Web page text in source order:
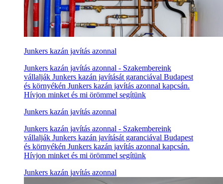
Junkers kazán javítás azonnal
Junkers kazán javítás azonnal - Szakembereink
vállalják Junkers kazán javítását garanciával Budapest
és környékén Junkers kazán javítás azonnal kapcsán.
Hívjon minket és mi örömmel segítünk
Junkers kazán javítás azonnal
Junkers kazán javítás azonnal - Szakembereink
vállalják Junkers kazán javítását garanciával Budapest
és környékén Junkers kazán javítás azonnal kapcsán.
Hívjon minket és mi örömmel segítünk
Junkers kazán javítás azonnal